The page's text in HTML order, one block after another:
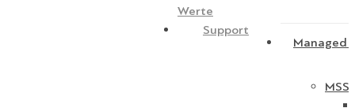
Werte
Support
Managed